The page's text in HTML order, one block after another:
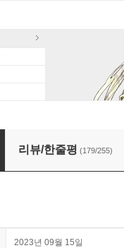
리뷰/한줄평 (179/255)
2023년 09월 15일